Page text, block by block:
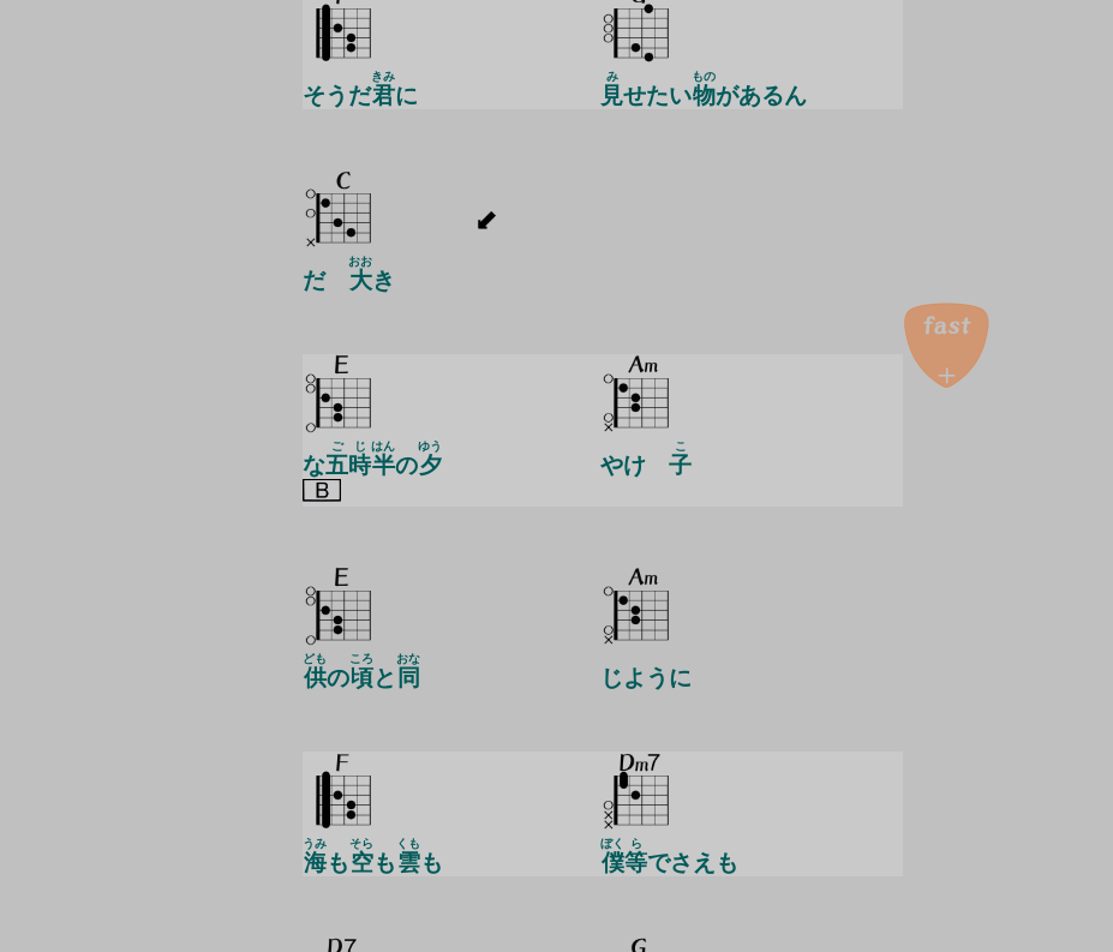
そうだ君
きみ
に 見
み
せたい物
もの
があるん
だ 大
おお
き
な五
ご
時
じ
半
はん
の夕
ゆう
やけ 子
こ
供
ども
の頃
ころ
と 同
おな
じように
海
うみ
も空
そら
も雲
くも
も 僕
ぼく
等
ら
でさえも